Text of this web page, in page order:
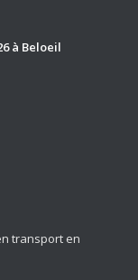
à Beloeil
transport en